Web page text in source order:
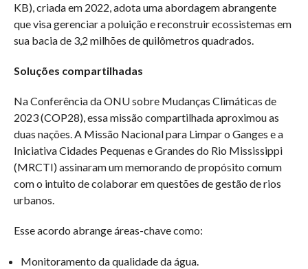
KB), criada em 2022, adota uma abordagem abrangente
que visa gerenciar a poluição e reconstruir ecossistemas em
sua bacia de 3,2 milhões de quilômetros quadrados.
Soluções compartilhadas
Na Conferência da ONU sobre Mudanças Climáticas de
2023 (COP28), essa missão compartilhada aproximou as
duas nações. A Missão Nacional para Limpar o Ganges e a
Iniciativa Cidades Pequenas e Grandes do Rio Mississippi
(MRCTI) assinaram um memorando de propósito comum
com o intuito de colaborar em questões de gestão de rios
urbanos.
Esse acordo abrange áreas-chave como:
Monitoramento da qualidade da água.